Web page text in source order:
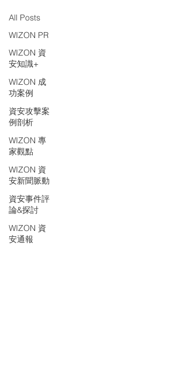
All Posts
WIZON PR
WIZON 資
安知識+
WIZON 成
功案例
資安攻擊案
例剖析
WIZON 專
家觀點
WIZON 資
安新聞脈動
資安事件評
論&探討
WIZON 資
安通報